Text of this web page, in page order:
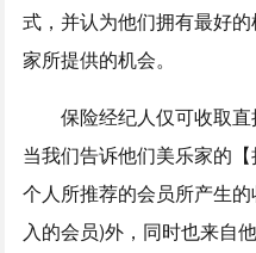
式，并认为他们拥有最好
家所提供的机会。
保险经纪人仅可收取
当我们告诉他们美乐家的
个人所推荐的会员所产生
入的会员)外，同时也来自